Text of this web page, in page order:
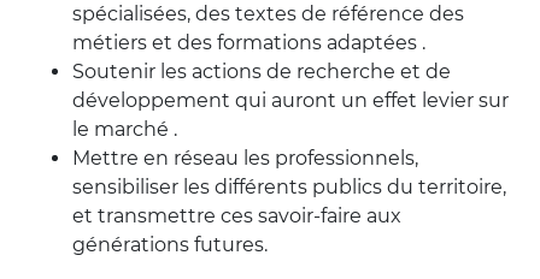
spécialisées, des textes de référence des
métiers et des formations adaptées .
Soutenir les actions de recherche et de
développement qui auront un effet levier sur
le marché .
Mettre en réseau les professionnels,
sensibiliser les différents publics du territoire,
et transmettre ces savoir-faire aux
générations futures.